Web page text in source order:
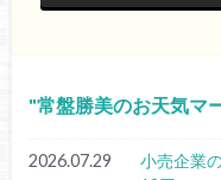
常盤勝美のお天気マ
2026.07.29
小売企業